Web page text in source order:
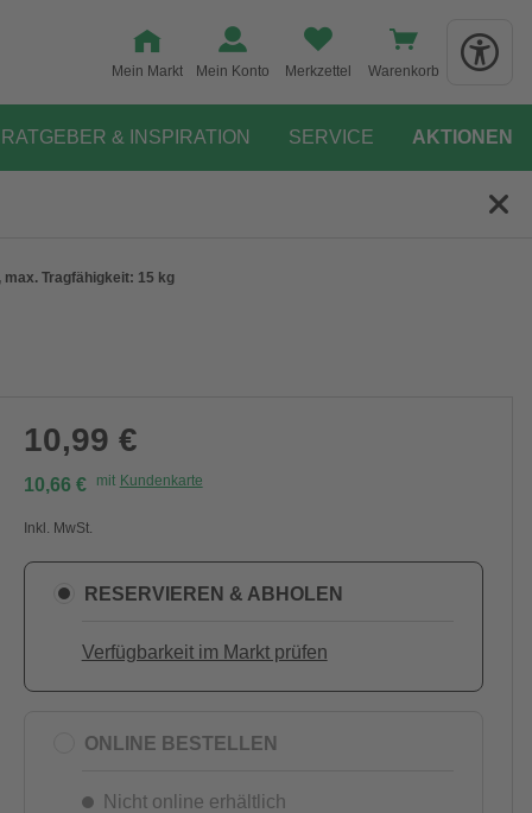
Mein Markt Mein Konto Merkzettel Warenkorb
RATGEBER & INSPIRATION SERVICE AKTIONEN
max. Tragfähigkeit: 15 kg
10,99 €
10,66 € mit Kundenkarte
Inkl. MwSt.
RESERVIEREN & ABHOLEN
Verfügbarkeit im Markt prüfen
ONLINE BESTELLEN
Nicht online erhältlich